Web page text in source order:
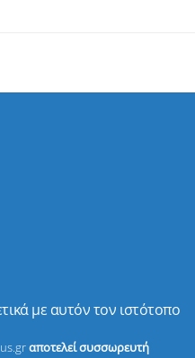
με αυτόν τον ιστότοπο
αποτελεί συσσωρευτή